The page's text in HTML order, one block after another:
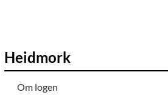
Heidmork
Om logen